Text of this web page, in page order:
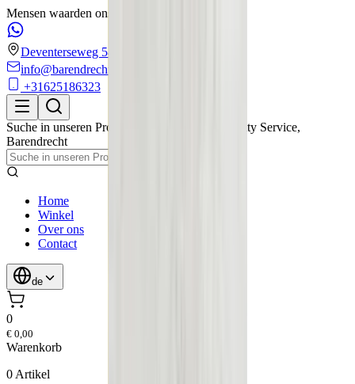
Mensen waarden ons met een 4.6/5 op Google!
Deventerseweg 54
info@barendrechtmobilityservice.nl
+31625186323
Suche in unseren Produkten Barendrecht Mobility Service,
Barendrecht
Home
Winkel
Over ons
Contact
de
0
€ 0,00
Warenkorb
0 Artikel